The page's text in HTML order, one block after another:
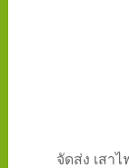
จัดส่ง เสา